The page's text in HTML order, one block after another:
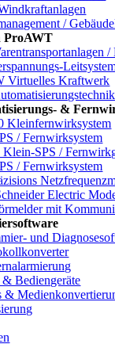
/
ProAWT
Virtuelles Kraftwerk
&
Kleinfernwirksystem
/ Fernwirksystem
SPS /
/ Fernwirksystem
Electric
mit
und
Bediengeräte
&